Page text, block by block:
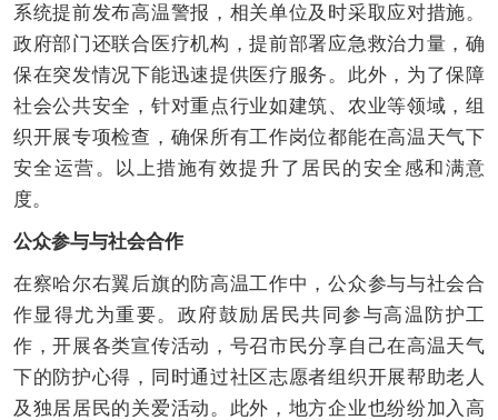
系统提前发布高温警报，相关单位及时采取应对措施。
政府部门还联合医疗机构，提前部署应急救治力量，确
保在突发情况下能迅速提供医疗服务。此外，为了保障
社会公共安全，针对重点行业如建筑、农业等领域，组
织开展专项检查，确保所有工作岗位都能在高温天气下
安全运营。以上措施有效提升了居民的安全感和满意
度。
公众参与与社会合作
在察哈尔右翼后旗的防高温工作中，公众参与与社会合
作显得尤为重要。政府鼓励居民共同参与高温防护工
作，开展各类宣传活动，号召市民分享自己在高温天气
下的防护心得，同时通过社区志愿者组织开展帮助老人
及独居居民的关爱活动。此外，地方企业也纷纷加入高